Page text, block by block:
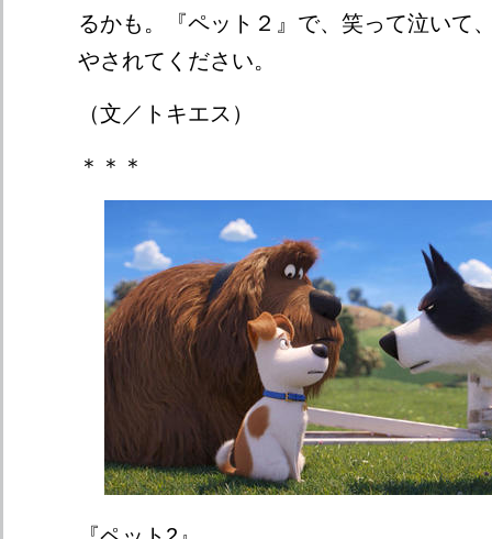
るかも。『ペット２』で、笑って泣いて
やされてください。
（文／トキエス）
＊＊＊